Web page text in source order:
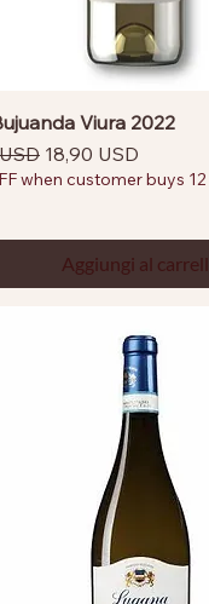
Viura 2022
regolare
Prezzo scontato
18,90 USD
when customer buys
Aggiungi al